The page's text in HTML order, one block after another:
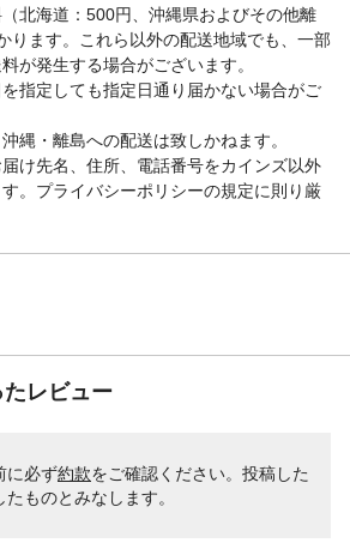
北海道：500円、沖縄県およびその他離
ります。これら以外の配送地域でも、一部
が発生する場合がございます。
指定しても指定日通り届かない場合がご
縄・離島への配送は致しかねます。
け先名、住所、電話番号をカインズ以外
。プライバシーポリシーの規定に則り厳
レビュー
に必ず約款をご確認ください。投稿した
ものとみなします。